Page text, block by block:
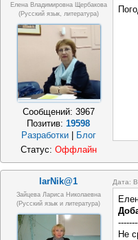
Елена Владимировна Щербакова
(русский язык, литература)
Сообщений: 3967
Позитив:19598
Разработки
Блог
Статус: Оффлайн
larNik@1 Дата:
Зайцева Лариса Николаевна
(Русский язык и литература)
Не